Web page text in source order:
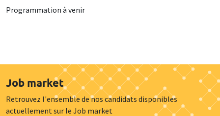
Programmation à venir
Job market
Retrouvez l'ensemble de nos candidats disponibles
actuellement sur le Job market